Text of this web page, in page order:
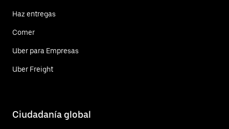
Haz entregas
Comer
Uber para Empresas
Uber Freight
Ciudadanía global